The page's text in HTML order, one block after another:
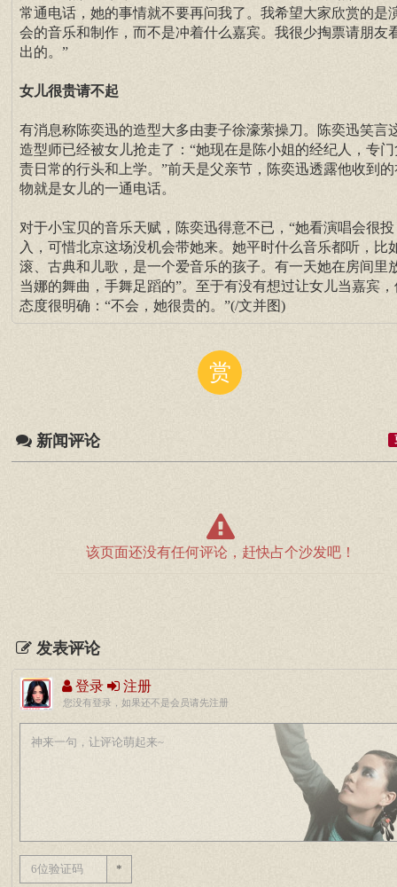
常通电话，她的事情就不要再问我了。我希望大家欣赏的是
会的音乐和制作，而不是冲着什么嘉宾。我很少掏票请朋友
出的。”
女儿很贵请不起
有消息称陈奕迅的造型大多由妻子徐濠萦操刀。陈奕迅笑言
造型师已经被女儿抢走了：“她现在是陈小姐的经纪人，专门
责日常的行头和上学。”前天是父亲节，陈奕迅透露他收到的
物就是女儿的一通电话。
对于小宝贝的音乐天赋，陈奕迅得意不已，“她看演唱会很投
入，可惜北京这场没机会带她来。她平时什么音乐都听，比
滚、古典和儿歌，是一个爱音乐的孩子。有一天她在房间里
当娜的舞曲，手舞足蹈的”。至于有没有想过让女儿当嘉宾，
态度很明确：“不会，她很贵的。”(/文并图)
赏
新闻评论
该页面还没有任何评论，赶快占个沙发吧！
发表评论
登录 注册
您没有登录，如果还不是会员请先注册
*